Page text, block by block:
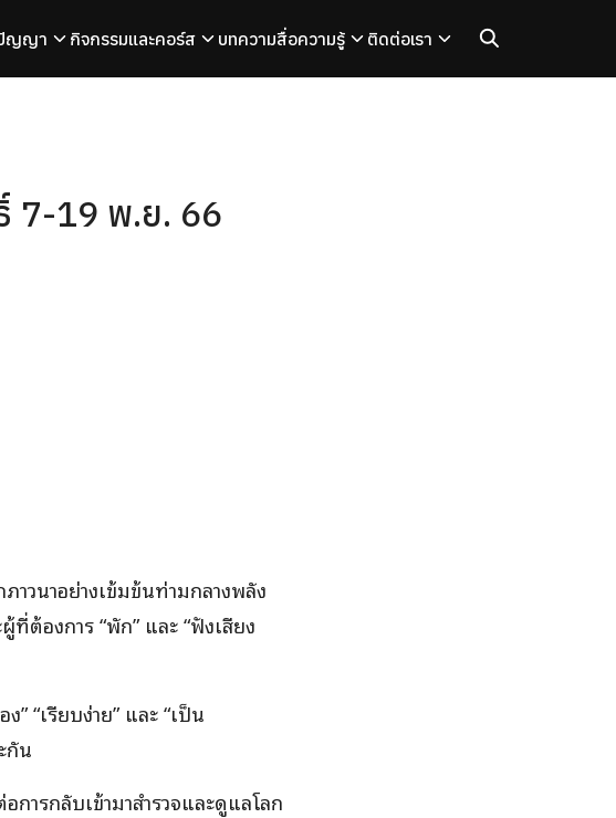
ญญา กิจกรรมและคอร์ส บทความสื่อความรู้ ติดต่อเรา
7-19 พ.ย. 66
าวนาอย่างเข้มข้นท่ามกลางพลัง
ที่ต้องการ “พัก” และ “ฟังเสียง
“เรียบง่าย” และ “เป็น
กัน
การกลับเข้ามาสำรวจและดูแลโลก